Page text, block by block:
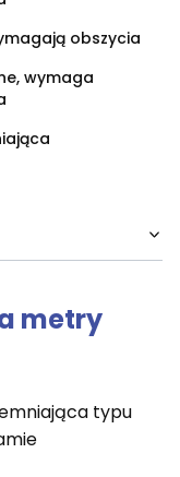
obszycia
wymaga
metry
typu